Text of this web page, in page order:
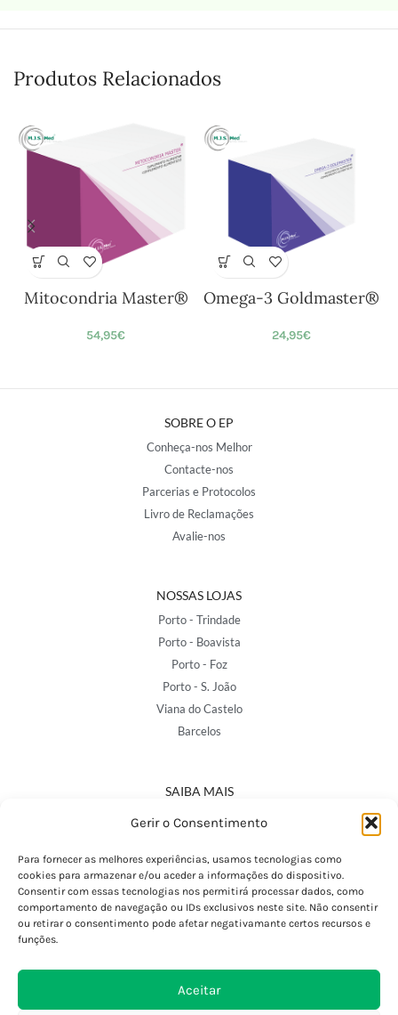
Gerir o Consentimento
Para fornecer as melhores experiências, usamos tecnologias como
cookies para armazenar e/ou aceder a informações do dispositivo.
Consentir com essas tecnologias nos permitirá processar dados, como
comportamento de navegação ou IDs exclusivos neste site. Não consentir
ou retirar o consentimento pode afetar negativamante certos recursos e
funções.
Aceitar
Produtos Relacionados
Mitocondria Master®
54,95€
Omega-3 Goldmaster®
24,95€
SOBRE O EP
Conheça-nos Melhor
Contacte-nos
Parcerias e Protocolos
Livro de Reclamações
Avalie-nos
NOSSAS LOJAS
Porto - Trindade
Porto - Boavista
Porto - Foz
Porto - S. João
Viana do Castelo
Barcelos
SAIBA MAIS
Política de Privacidade
Termos e Condições
Perguntas Frequentes
Custos de Envio
Encomendas Internacionais
Devoluções e Trocas